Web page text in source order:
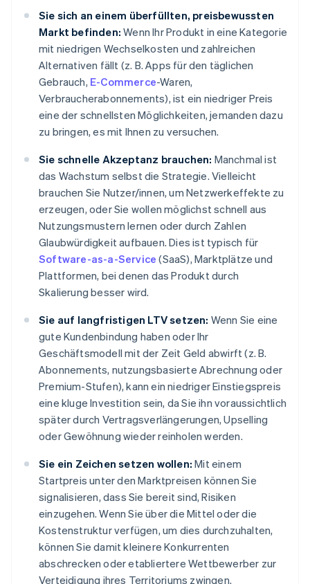
Sie sich an einem überfüllten, preisbewussten
Markt befinden: Wenn Ihr Produkt in eine Kategorie
mit niedrigen Wechselkosten und zahlreichen
Alternativen fällt (z. B. Apps für den täglichen
Gebrauch, E-Commerce-Waren,
Verbraucherabonnements), ist ein niedriger Preis
eine der schnellsten Möglichkeiten, jemanden dazu
zu bringen, es mit Ihnen zu versuchen.
Sie schnelle Akzeptanz brauchen: Manchmal ist
das Wachstum selbst die Strategie. Vielleicht
brauchen Sie Nutzer/innen, um Netzwerkeffekte zu
erzeugen, oder Sie wollen möglichst schnell aus
Nutzungsmustern lernen oder durch Zahlen
Glaubwürdigkeit aufbauen. Dies ist typisch für
Software-as-a-Service (SaaS), Marktplätze und
Plattformen, bei denen das Produkt durch
Skalierung besser wird.
Sie auf langfristigen LTV setzen: Wenn Sie eine
gute Kundenbindung haben oder Ihr
Geschäftsmodell mit der Zeit Geld abwirft (z. B.
Abonnements, nutzungsbasierte Abrechnung oder
Premium-Stufen), kann ein niedriger Einstiegspreis
eine kluge Investition sein, da Sie ihn voraussichtlich
später durch Vertragsverlängerungen, Upselling
oder Gewöhnung wieder reinholen werden.
Sie ein Zeichen setzen wollen: Mit einem
Startpreis unter den Marktpreisen können Sie
signalisieren, dass Sie bereit sind, Risiken
einzugehen. Wenn Sie über die Mittel oder die
Kostenstruktur verfügen, um dies durchzuhalten,
können Sie damit kleinere Konkurrenten
abschrecken oder etabliertere Wettbewerber zur
Verteidigung ihres Territoriums zwingen.